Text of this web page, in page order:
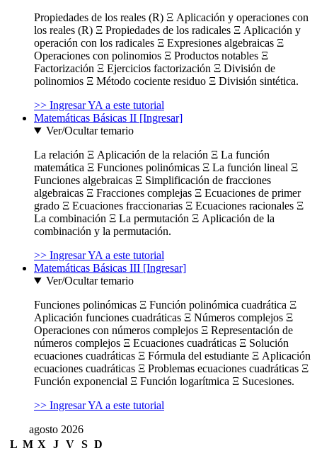
Propiedades de los reales (R) Ξ Aplicación y operaciones con
los reales (R) Ξ Propiedades de los radicales Ξ Aplicación y
operación con los radicales Ξ Expresiones algebraicas Ξ
Operaciones con polinomios Ξ Productos notables Ξ
Factorización Ξ Ejercicios factorización Ξ División de
polinomios Ξ Método cociente residuo Ξ División sintética.
>> Ingresar YA a este tutorial
Matemáticas Básicas II [Ingresar]
Ver/Ocultar temario
La relación Ξ Aplicación de la relación Ξ La función
matemática Ξ Funciones polinómicas Ξ La función lineal Ξ
Funciones algebraicas Ξ Simplificación de fracciones
algebraicas Ξ Fracciones complejas Ξ Ecuaciones de primer
grado Ξ Ecuaciones fraccionarias Ξ Ecuaciones racionales Ξ
La combinación Ξ La permutación Ξ Aplicación de la
combinación y la permutación.
>> Ingresar YA a este tutorial
Matemáticas Básicas III [Ingresar]
Ver/Ocultar temario
Funciones polinómicas Ξ Función polinómica cuadrática Ξ
Aplicación funciones cuadráticas Ξ Números complejos Ξ
Operaciones con números complejos Ξ Representación de
números complejos Ξ Ecuaciones cuadráticas Ξ Solución
ecuaciones cuadráticas Ξ Fórmula del estudiante Ξ Aplicación
ecuaciones cuadráticas Ξ Problemas ecuaciones cuadráticas Ξ
Función exponencial Ξ Función logarítmica Ξ Sucesiones.
>> Ingresar YA a este tutorial
agosto 2026
L M X J V S D